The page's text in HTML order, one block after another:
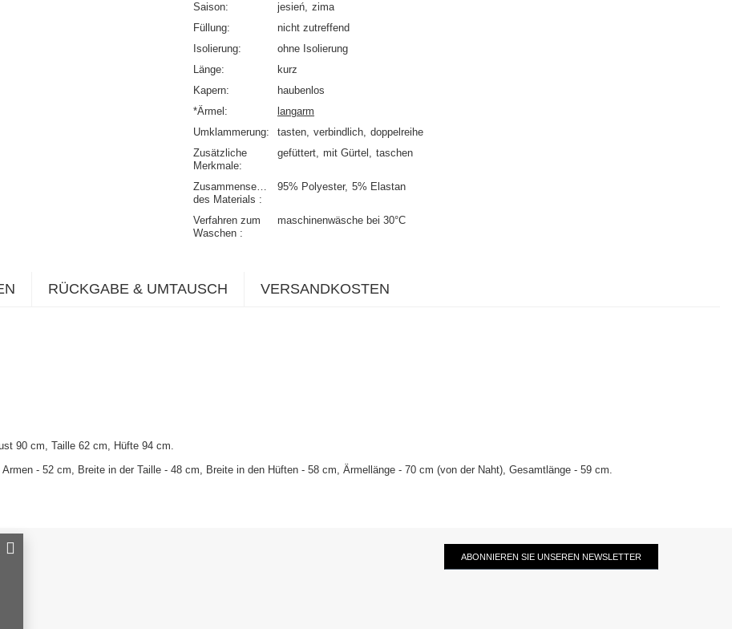
Saison jesień zima
Füllung
nicht zutreffend
Isolierung
ohne Isolierung
Länge
kurz
Kapern
haubenlos
*Ärmel
langarm
Umklammerung
tasten verbindlich doppelreihe
Zusätzliche
Merkmale
gefüttert mit Gürtel taschen
Zusammensetzung
des Materials
95% Polyester 5% Elastan
Verfahren zum
Waschen
maschinenwäsche bei 30°C
RÜCKGABE & UMTAUSCH VERSANDKOSTEN
90 cm, Taille 62 cm, Hüfte 94 cm.
- 52 cm, Breite in der Taille - 48 cm, Breite in den Hüften - 58 cm, Ärmellänge - 70 cm (von der Naht), Gesamtlänge - 59 cm.
ABONNIEREN SIE UNSEREN NEWSLETTER